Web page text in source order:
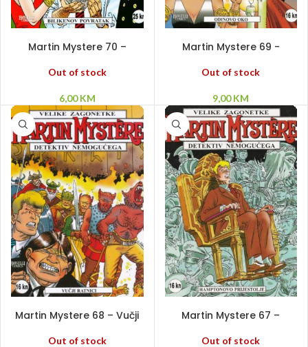
Martin Mystere 70 –
Out of stock
6,00KM
Martin Mystere 69 -
Out of stock
9,00KM
Martin Mystere 68 – Vučji
Out of stock
Martin Mystere 67 –
Hamptonovo prijestolje
Out of stock